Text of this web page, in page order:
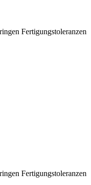
Fertigungstoleranzen
Fertigungstoleranzen